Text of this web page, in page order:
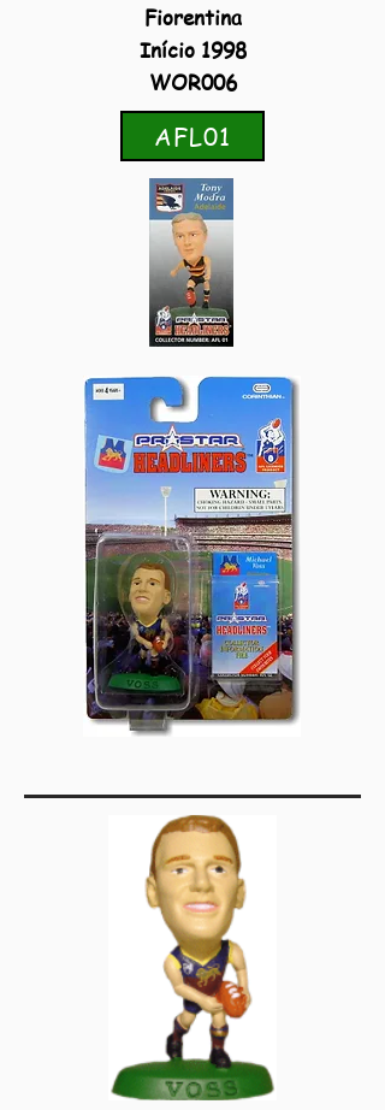
Fiorentina
Início 1998
WOR006
AFL01